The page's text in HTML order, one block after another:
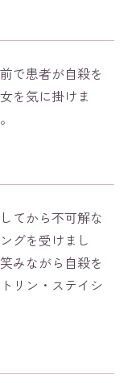
で患者が自殺を
を気に掛けま
てから不可解な
グを受けまし
みながら自殺を
リン・ステイシ